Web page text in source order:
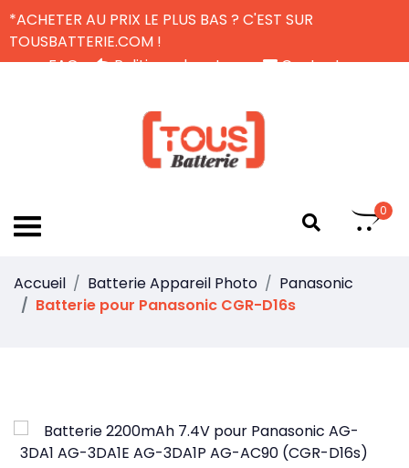
*ACHETER AU PRIX LE PLUS BAS ? C'EST SUR
TOUSBATTERIE.COM !
FAQ
Politique de retour
Contactez-nous
0
Accueil Batterie Appareil Photo
Panasonic
Batterie pour Panasonic CGR-D16s